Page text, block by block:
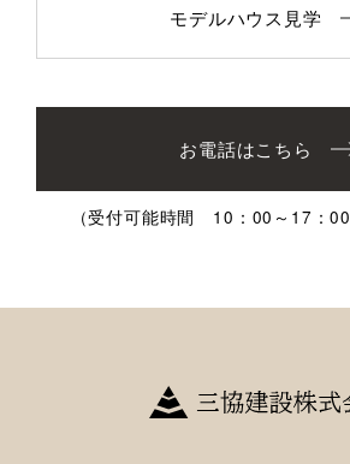
モデルハウス見学
お電話はこちら
（受付可能時間 10：00～17：00